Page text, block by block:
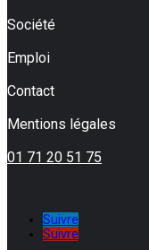
Société
Emploi
Contact
Mentions légales
01 71 20 51 75
Suivre
Suivre